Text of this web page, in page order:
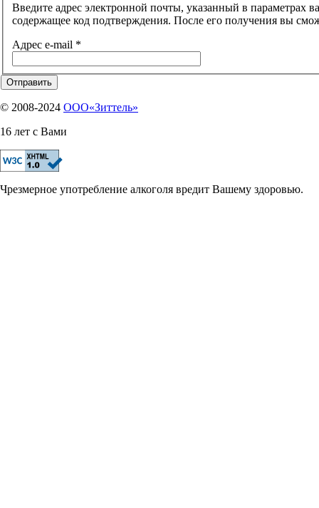
Введите адрес электронной почты, указанный в параметрах
содержащее код подтверждения. После его получения вы
Адрес e-mail *
Отправить
© 2008-2024 OOO«Зиттель»
16 лет с Вами
Чрезмерное употребление алкоголя вредит Вашему здоровью.